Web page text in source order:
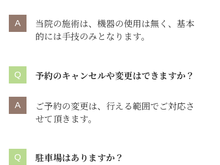
当院の施術は、機器の使用は無く、基本
的には手技のみとなります。
予約のキャンセルや変更はできますか？
ご予約の変更は、行える範囲でご対応さ
せて頂きます。
駐車場はありますか？